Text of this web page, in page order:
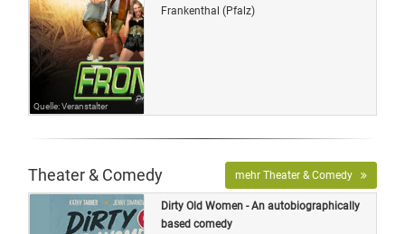
Quelle: Veranstalter
Frankenthal (Pfalz)
Theater & Comedy mehr Theater & Comedy
Dirty Old Women - An autobiographically
based comedy